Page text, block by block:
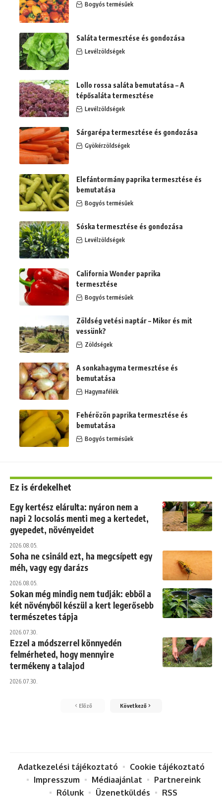
Bogyós termésűek
Saláta termesztése és gondozása
Levélzöldségek
Lollo rossa saláta bemutatása – A
tépősaláta termesztése
Levélzöldségek
Sárgarépa termesztése és gondozása
Gyökérzöldségek
Elefántormány paprika termesztése és
bemutatása
Bogyós termésűek
Sóska termesztése és gondozása
Levélzöldségek
California Wonder paprika
termesztése
Bogyós termésűek
Zöldség vetési naptár – Mikor és mit
vessünk?
Zöldségek
A sonkahagyma termesztése és
bemutatása
Hagymafélék
Fehérözön paprika termesztése és
bemutatása
Bogyós termésűek
Ez is érdekelhet
Egy kertész elárulta: nyáron nem a
napi 2 locsolás menti meg a kertedet,
gyepedet, növényeidet
2026.08.05.
Soha ne csináld ezt, ha megcsípett egy
méh, vagy egy darázs
2026.08.05.
Sokan még mindig nem tudják: ebből a
két növényből készül a kert legerősebb
természetes tápja
2026.07.30.
Ezzel a módszerrel könnyedén
felmérheted, hogy mennyire
termékeny a talajod
2026.07.30.
Előző Következő
Adatkezelési tájékoztató
Cookie tájékoztató
Impresszum
Médiaajánlat
Partnereink
Rólunk
Üzenetküldés RSS